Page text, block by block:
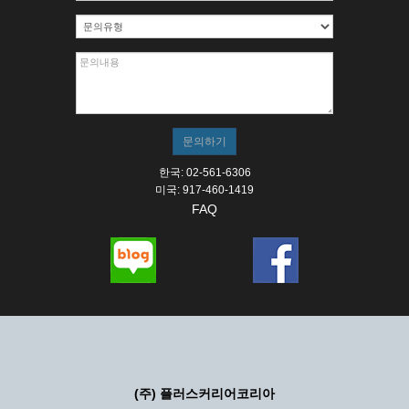
8. 기타 회사가 정한 제반 사항을 위반하며 신청하는 경우
제5조 (서비스의 이용 및 중지)
태, 정전, 서비스 설비의 장애, 서비스 이용의 폭주 등의 정
상적인 서비스가 불가능할 경우 회사는 사전 공지나 예고 없
이 서비스의 전부 또는 일부를 일시적 또는 영구적으로 중지
③ 기타 회사는 서비스를 제공할 수 없는 합당한 사유가 발
④ 회사는 제 2항 및 제 3항의 사유로 서비스의 제공이 일시
적으로 중지됨으로 인해 이용자 또는 제 3자가 입은 손해에
대하여 배상하지 않습니다.
제3장 권리 및 의무
① 회사는 특별한 사정이 없는 한 이용자가 신청한 후 즉시
서비스를 이용할 수 있도록 하고 계속적, 안정적으로 서비스
한국: 02-561-6306
미국: 917-460-1419
FAQ
(주) 플러스커리어코리아